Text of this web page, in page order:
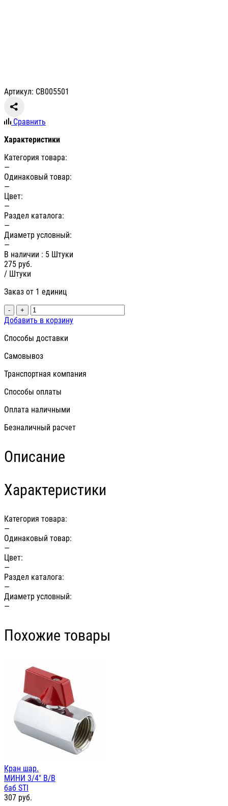
Артикул: СВ005501
Сравнить
Характеристики
Категория товара:
—
Одинаковый товар:
—
Цвет:
—
Раздел каталога:
—
Диаметр условный:
—
В наличии : 5 Штуки
275 руб.
/ Штуки
Заказ от 1 единиц
- +
Добавить в корзину
Способы доставки
Самовывоз
Транспортная компания
Способы оплаты
Оплата наличными
Безналичный расчет
Описание
Характеристики
Категория товара:
—
Одинаковый товар:
—
Цвет:
—
Раздел каталога:
—
Диаметр условный:
—
Похожие товары
Кран шар.
МИНИ 3/4" В/В
баб STI
307 руб.